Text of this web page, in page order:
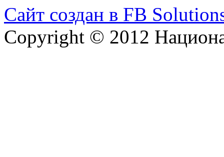
Сайт создан в FB
Copyright © 2012